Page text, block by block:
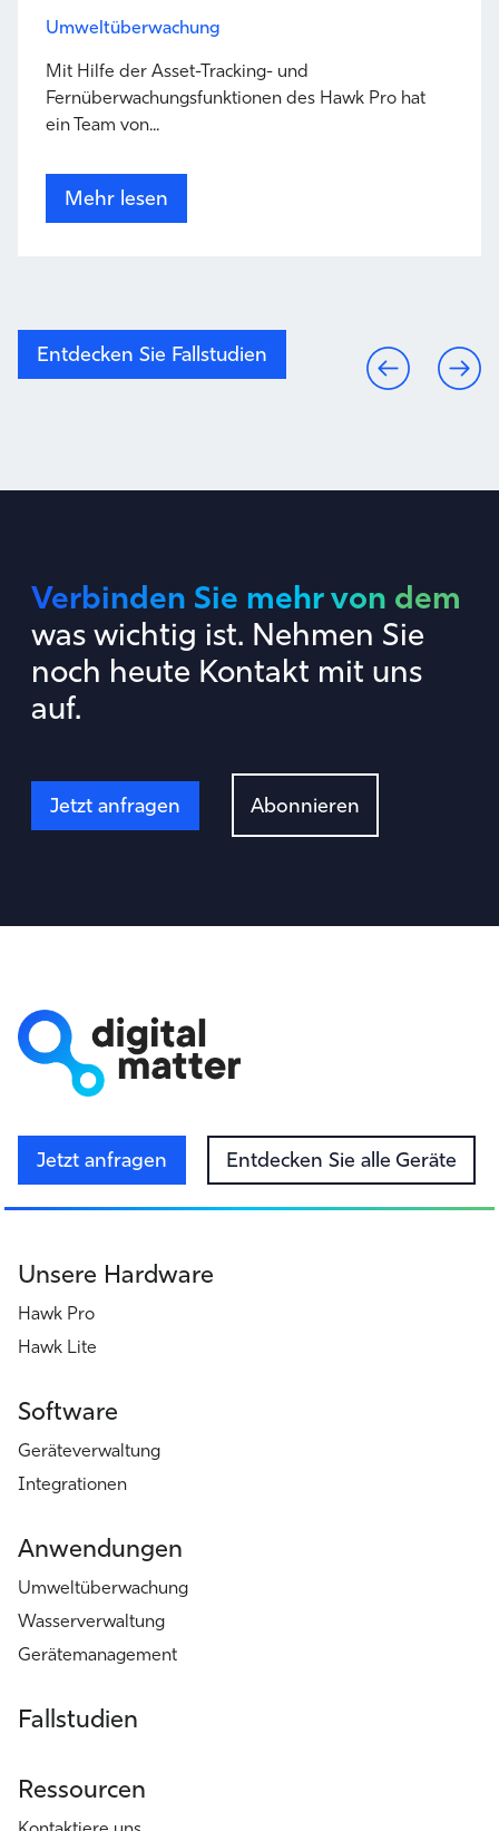
Umweltüberwachung
Mit Hilfe der Asset-Tracking- und
Fernüberwachungsfunktionen des Hawk Pro hat
ein Team von...
Mehr lesen
Entdecken Sie Fallstudien
Verbinden Sie mehr von dem
was wichtig ist. Nehmen Sie
noch heute Kontakt mit uns
auf.
Jetzt anfragen Abonnieren
Jetzt anfragen Entdecken Sie alle Geräte
Unsere Hardware
Hawk Pro
Hawk Lite
Software
Geräteverwaltung
Integrationen
Anwendungen
Umweltüberwachung
Wasserverwaltung
Gerätemanagement
Fallstudien
Ressourcen